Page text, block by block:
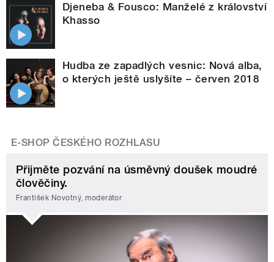
Djeneba & Fousco: Manželé z království
Khasso
Hudba ze zapadlých vesnic: Nová alba,
o kterých ještě uslyšíte – červen 2018
E-SHOP ČESKÉHO ROZHLASU
Přijměte pozvání na úsměvný doušek moudré
člověčiny.
František Novotný, moderátor